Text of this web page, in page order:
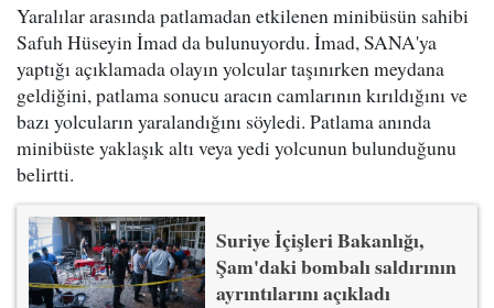
Yaralılar arasında patlamadan etkilenen minibüsün sahibi
Safuh Hüseyin İmad da bulunuyordu. İmad, SANA'ya
yaptığı açıklamada olayın yolcular taşınırken meydana
geldiğini, patlama sonucu aracın camlarının kırıldığını ve
bazı yolcuların yaralandığını söyledi. Patlama anında
minibüste yaklaşık altı veya yedi yolcunun bulunduğunu
belirtti.
Suriye İçişleri Bakanlığı,
Şam'daki bombalı saldırının
ayrıntılarını açıkladı